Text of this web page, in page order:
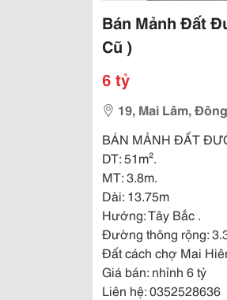
Bán Mảnh Đất
Cũ )
6 tỷ
19, Mai Lâm,
BÁN MẢNH ĐẤT
DT: 51m².
MT: 3.8m.
Dài: 13.75m
Hướng: Tây Bắc .
Đường thông rộng:
Đất cách chợ Mai
Giá bán: nhỉnh 6 tỷ
Liên hệ: 0352528636